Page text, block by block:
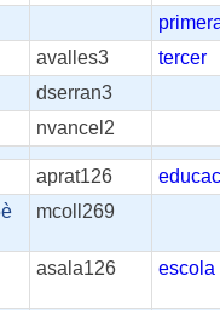
avalles3
tercer
dserran3
nvancel2
aprat126
mcoll269
asala126 escola